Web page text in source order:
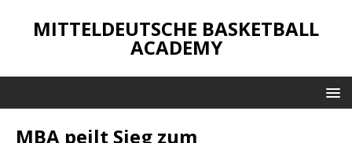
MITTELDEUTSCHE BASKETBALL
ACADEMY
MBA peilt Sieg zum